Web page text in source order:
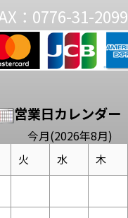
：0776-31-2099
営業日カレンダー
今月(2026年8月)
火 水 木